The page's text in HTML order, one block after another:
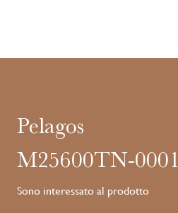
Pelagos
M25600TN-0001
Sono interessato al prodotto